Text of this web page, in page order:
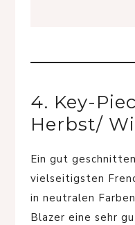
4. Key-
Herbst/
Ein gut
vielseitigsten
in neutralen
Blazer eine sehr